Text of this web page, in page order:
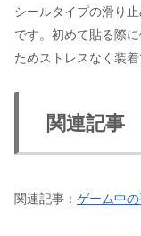
シールタイプの滑り
です。初めて貼る際
ためストレスなく装着
関連記事
関連記事： ゲーム中